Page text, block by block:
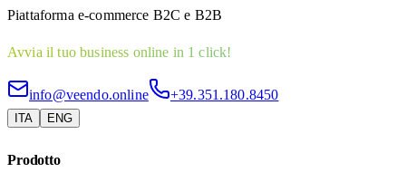
Piattaforma e-commerce B2C e B2B
Avvia il tuo business online in 1 click!
info@veendo.online +39.351.180.8450
ITA ENG
Prodotto